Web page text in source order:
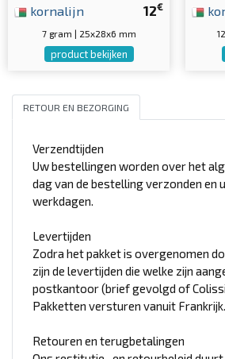
12€
kornalijn
7 gram | 25x28x6 mm
product bekijken
RETOUR EN BEZORGING
Verzendtijden
Uw bestellingen worden over het
dag van de bestelling verzonden en
werkdagen.
Levertijden
Zodra het pakket is overgenomen
zijn de levertijden die welke zijn
postkantoor (brief gevolgd of
Pakketten versturen vanuit Frankrijk.
Retouren en terugbetalingen